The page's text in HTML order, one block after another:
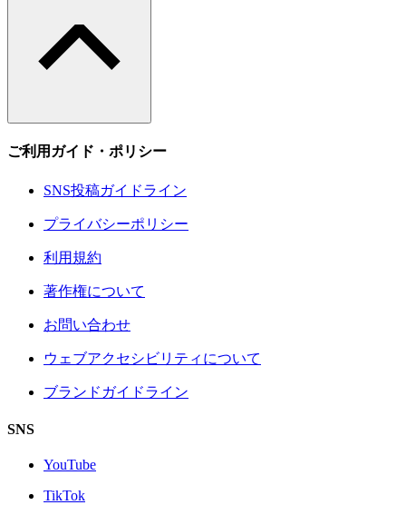
ご利用ガイド・ポリシー
SNS投稿ガイドライン
プライバシーポリシー
利用規約
著作権について
お問い合わせ
ウェブアクセシビリティについて
ブランドガイドライン
SNS
YouTube
TikTok